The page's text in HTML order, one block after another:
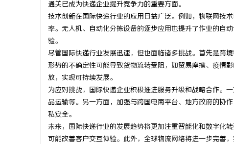
通关已成为快递企业提升竞争力的重要方面。
技术创新在国际快递行业的应用日益广泛。例如，物联网技
率。无人机、自动化分拣设备的逐步应用也提升了作业的自
验。
尽管国际快递行业发展迅速，但也面临诸多挑战。首先是跨
形势的不确定性可能导致货物流转受阻，如贸易摩擦、疫情
放，实现可持续发展。
为应对挑战，国际快递企业积极推进服务升级和战略合作。
品运输等。另一方面，加强与跨国电商平台、地方政府的协
私安全。
未来，国际快递行业的发展趋势将更加注重智能化和数字化
可能改善客户交互体验。此外，全球物流网络将进一步完善
合肥刑事律师：